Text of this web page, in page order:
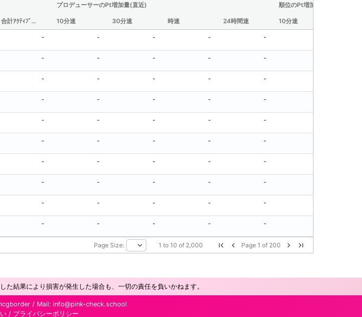
プロデューサーのPt増加量(直近) 順位のPt増加量(直近)
合計ｱｸﾃｨﾌﾞ時間(分/観測されたものからの推定値) 10分速 30分速 時速 24時間速 10分速
- - - - -
- - - - -
- - - - -
- - - - -
- - - - -
- - - - -
- - - - -
- - - - -
- - - - -
- - - - -
Page Size: 1 to 10 of 2,000 Page 1 of 200
結果により損害が発生した場合も、一切の責任を負いかねます。
/ Mail: info@pink-check.school
/ プライバシーポリシー